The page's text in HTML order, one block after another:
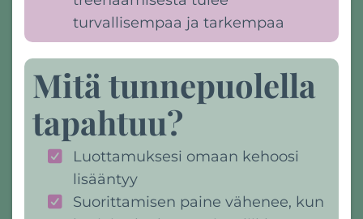
turvallisempaa ja tarkempaa
Mitä tunnepuolella
tapahtuu?
Luottamuksesi omaan kehoosi
lisääntyy
Suorittamisen paine vähenee, kun